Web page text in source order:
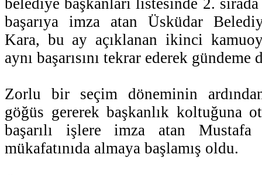
belediye başkanları listesinde 2.
başarıya imza atan Üsküdar
Kara, bu ay açıklanan ikinci
aynı başarısını tekrar ederek gündeme
Zorlu bir seçim döneminin
göğüs gererek başkanlık koltuğuna
başarılı işlere imza atan Mustafa
mükafatınıda almaya başlamış oldu.